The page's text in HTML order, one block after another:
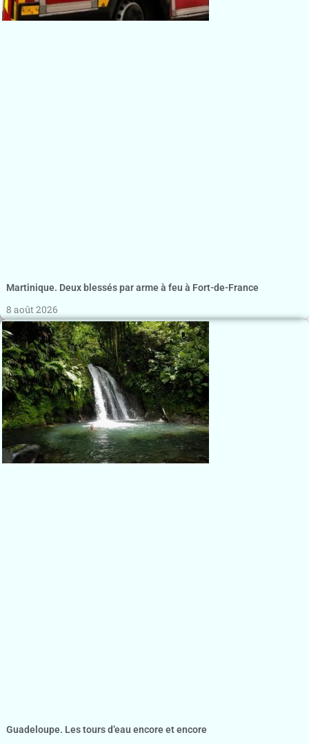
Martinique. Deux blessés par arme à feu à Fort-de-France
8 août 2026
Guadeloupe. Les tours d’eau encore et encore